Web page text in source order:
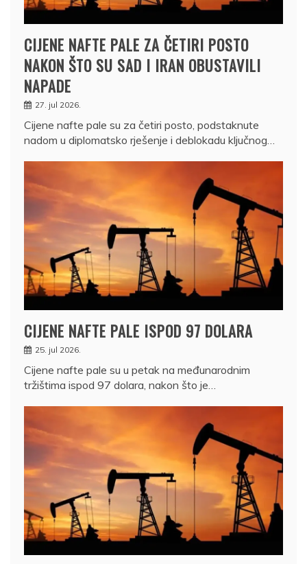
CIJENE NAFTE PALE ZA ČETIRI POSTO
NAKON ŠTO SU SAD I IRAN OBUSTAVILI
NAPADE
27. jul 2026.
Cijene nafte pale su za četiri posto, podstaknute
nadom u diplomatsko rješenje i deblokadu ključnog…
CIJENE NAFTE PALE ISPOD 97 DOLARA
25. jul 2026.
Cijene nafte pale su u petak na međunarodnim
tržištima ispod 97 dolara, nakon što je…